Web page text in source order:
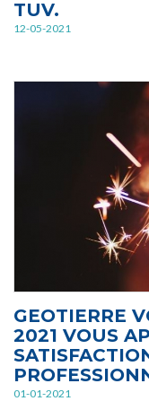
TUV.
12-05-2021
GEOTIERRE
2021 VOUS
01-01-2021